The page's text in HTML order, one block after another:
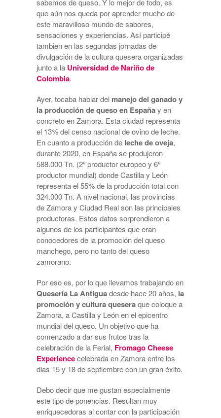
sabemos de queso. Y lo mejor de todo, es
que aún nos queda por aprender mucho de
este maravilloso mundo de sabores,
sensaciones y experiencias. Así participé
tambien en las segundas jornadas de
divulgación de la cultura quesera organizadas
junto a la Universidad de Nariño de
Colombia.
Ayer, tocaba hablar del manejo del ganado y
la producción de queso en Españay en
concreto en Zamora. Esta ciudad representa
el 13% del censo nacional de ovino de leche.
En cuanto a producción de leche de oveja,
durante 2020, en España se produjeron
588.000 Tn. (2º productor europeo y 6º
productor mundial) donde Castilla y León
representa el 55% de la producción total con
324.000 Tn. A nivel nacional, las provincias
de Zamora y Ciudad Real son las principales
productoras. Estos datos sorprendieron a
algunos de los participantes que eran
conocedores de la promoción del queso
manchego, pero no tanto del queso
zamorano.
Por eso es, por lo que llevamos trabajando en
Quesería La Antiguadesde hace 20 años, la
promoción y cultura queseraque coloque a
Zamora, a Castilla y León en el epicentro
mundial del queso. Un objetivo que ha
comenzado a dar sus frutos tras la
celebración de la Ferial, Fromago Cheese
Experiencecelebrada en Zamora entre los
dias 15 y 18 de septiembre con un gran éxito.
Debo decir que me gustan especialmente
este tipo de ponencias. Resultan muy
enriquecedoras al contar con la participación